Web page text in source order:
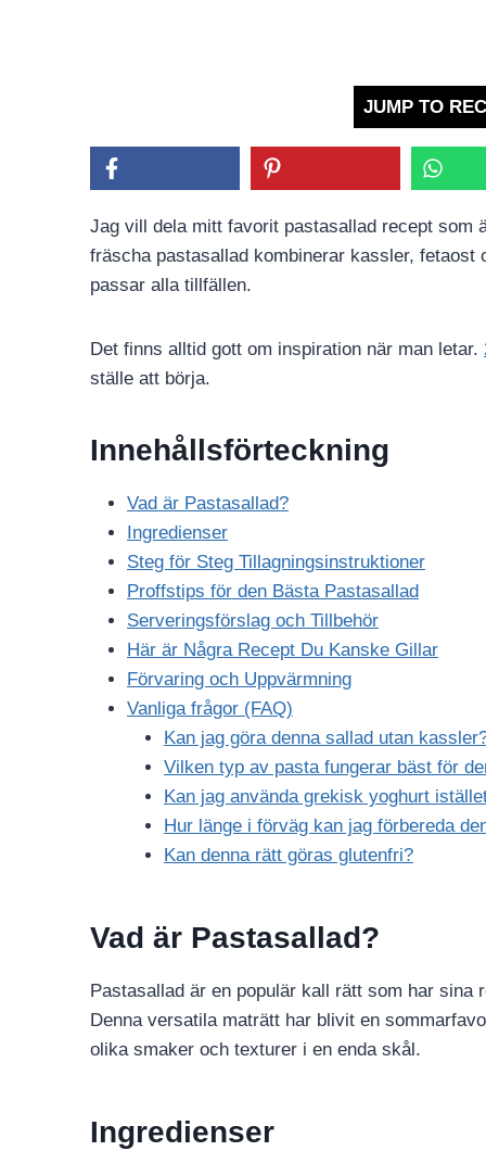
JUMP TO
Jag vill dela mitt favorit pastasallad recept som
fräscha pastasallad kombinerar kassler,
passar alla tillfällen.
Det finns alltid gott om inspiration när man letar.
ställe att börja.
Innehållsförteckning
Vad är Pastasallad?
Ingredienser
Steg för Steg Tillagningsinstruktioner
Proffstips för den Bästa Pastasallad
Serveringsförslag och Tillbehör
Här är Några Recept Du Kanske Gillar
Förvaring och Uppvärmning
Vanliga frågor (FAQ)
Kan jag göra denna sallad utan
Vilken typ av pasta fungerar bäst för
Kan jag använda grekisk yoghurt
Hur länge i förväg kan jag förbereda
Kan denna rätt göras glutenfri?
Vad är Pastasallad?
Pastasallad är en populär kall rätt som har
Denna versatila maträtt har blivit en
olika smaker och texturer i en enda skål.
Ingredienser